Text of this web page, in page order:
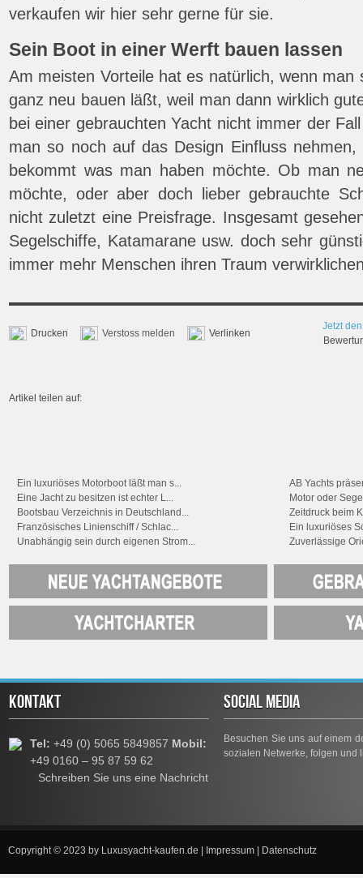
verkaufen wir hier sehr gerne für sie.
Sein Boot in einer Werft bauen lassen
Am meisten Vorteile hat es natürlich, wenn man
ganz neu bauen läßt, weil man dann wirklich
bei einer gebrauchten Yacht nicht immer der
man so noch auf das Design Einfluss
bekommt was man haben möchte. Ob man
möchte, oder aber doch lieber gebrauchte
nicht zuletzt eine Preisfrage. Insgesamt
Segelschiffe, Katamarane usw. doch sehr
immer mehr Menschen ihren Traum
Drucken Verstoss melden Verlinken
Jetzt
Artikel teilen auf:
Ein luxuriöses Motorboot läßt man s...
AB Yachts
Eine Jacht zu besitzen ist echter L...
Motor oder
Bootsbau Verzeichnis in Deutschland...
Zeitdruck beim
Französisches Linienschiff / Schlac...
Ein luxuriöses
Unabhängig sein durch eigenen Strom...
Zuverlässige
KONTAKT
Tel: +49 (0) 5065 5849857 Mobil:
+49 0160 – 95 87 59 62
Schreiben Sie uns eine Nachricht
SOCIAL MEDIA
Besuchen Sie uns auf einem
sozialen Netwerke, folgen und
Copyright © 2023 by Luxusyacht-kaufen.de Impressum Datenschutz